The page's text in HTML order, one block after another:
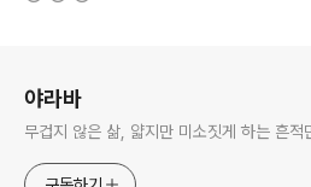
야라바
무겁지 않은 삶, 얇지만 미소짓게 하는 흔적